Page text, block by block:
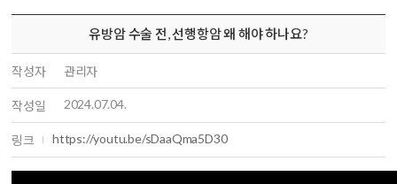
유방암 수술 전, 선행항암 왜 해야 하나요?
작성자 관리자
작성일 2024.07.04.
링크 https://youtu.be/sDaaQma5D30